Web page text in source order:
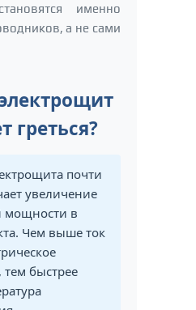
именно
а не сами
греться?
почти
увеличение
мощности в
Чем выше ток
быстрее